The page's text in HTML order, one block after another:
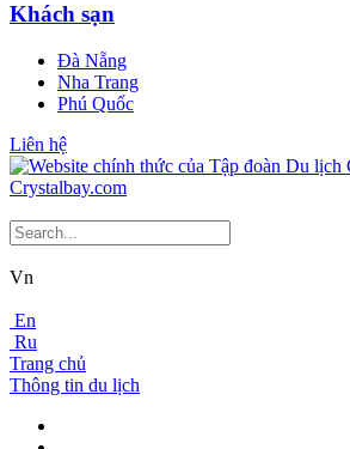
Khách sạn
Đà Nẵng
Nha Trang
Phú Quốc
Liên hệ
Vn
En
Ru
Trang chủ
Thông tin du lịch